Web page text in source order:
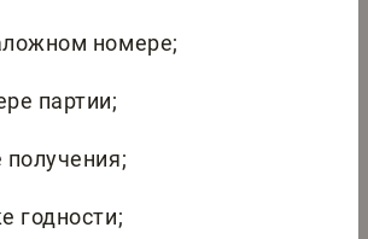
номере;
партии;
получения;
годности;